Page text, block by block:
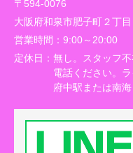
〒594-0076
大阪府和泉市肥子町２丁
営業時間： 9:00～20:00
定休日： 無し。スタッフ
電話ください。
府中駅または南